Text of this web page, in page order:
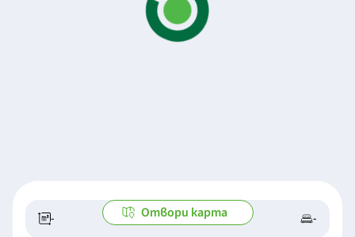
- -/- -
Отвори карта